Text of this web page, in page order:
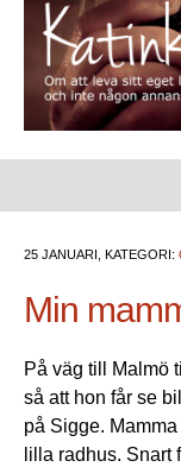
25 JANUARI, KATEGORI:
Min
På väg till Malmö
så att hon får se
på Sigge.
lilla radhus. Snart